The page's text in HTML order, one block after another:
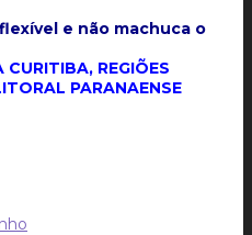
e não machuca o
CURITIBA, REGIÕES
PARANAENSE